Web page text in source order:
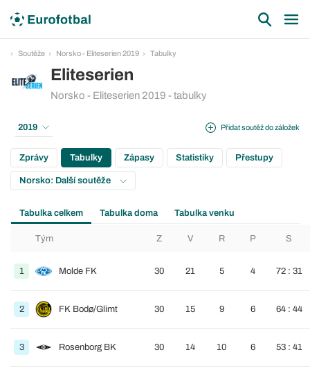
Soutěže Norsko - Eliteserien 2019 Tabulky
Eliteserien
Norsko - Eliteserien 2019 - tabulky
Přidat soutěž do záložek
2019
Zprávy Tabulky Zápasy Statistiky Přestupy
Norsko: Další soutěže
Tabulka celkem Tabulka doma Tabulka venku
Tým Z V R P S
1 Molde FK 30 21 5 4 72 : 31
2 FK Bodø/Glimt 30 15 9 6 64 : 44
3 Rosenborg BK 30 14 10 6 53 : 41